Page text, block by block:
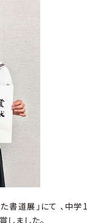
書道展」にて 、中学1
ました。